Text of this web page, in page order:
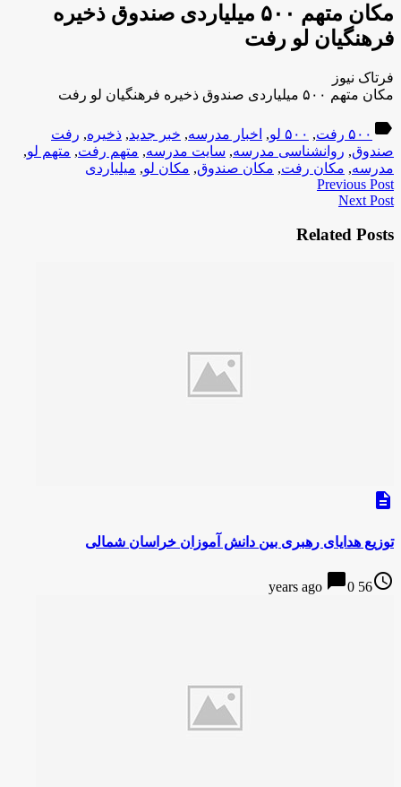
مکان متهم ۵۰۰ میلیاردی صندوق ذخیره
فرهنگیان لو رفت
فرتاک نیوز
مکان متهم ۵۰۰ میلیاردی صندوق ذخیره فرهنگیان لو رفت
label ۵۰۰ رفت , ۵۰۰ لو , اخبار مدرسه, خبر جدید, ذخیره, رفت
صندوق, روانشناسی مدرسه, سایت مدرسه, متهم رفت, متهم لو,
مدرسه, مکان رفت, مکان صندوق, مکان لو, میلیاردی
Previous Post
Next Post
Related Posts
description
توزیع هدایای رهبری بین دانش آموزان خراسان شمالی
access_time
56 years ago
chat_bubble0